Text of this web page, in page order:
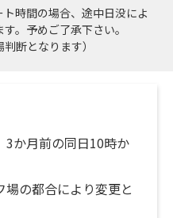
時間の場合、途中日没によ
。予めご了承下さい。
断となります）
3か月前の同日10時か
の都合により変更と